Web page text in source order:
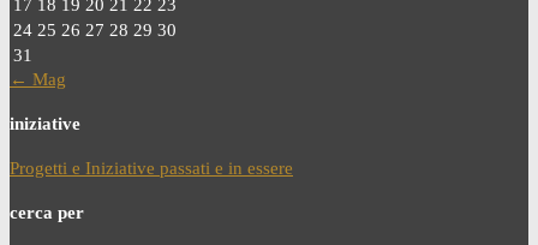
17 18 19 20 21 22 23
24 25 26 27 28 29 30
31
← Mag
iniziative
Progetti e Iniziative passati e in essere
cerca per